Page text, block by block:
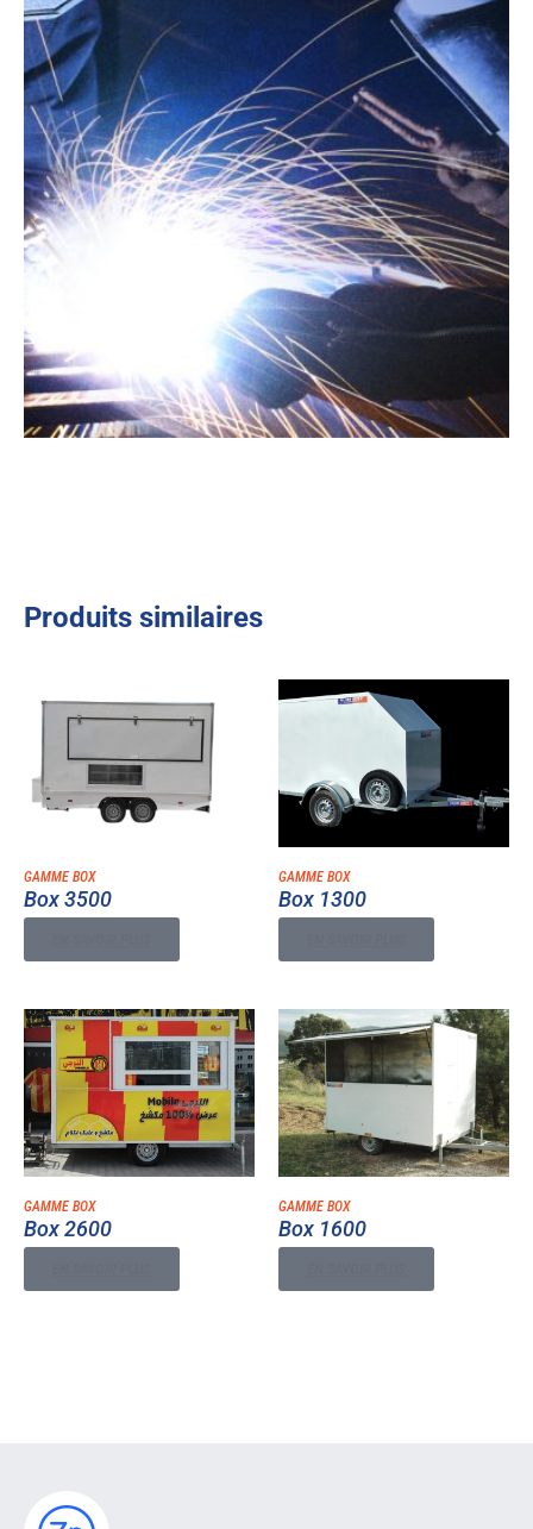
Produits similaires
GAMME BOX
Box 3500
GAMME BOX
Box 1300
GAMME BOX
Box 2600
GAMME BOX
Box 1600